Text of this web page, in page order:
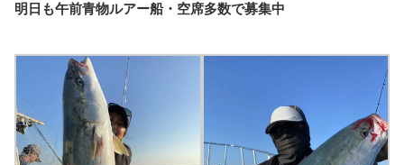
明日も午前青物ルアー船・空席多数で募集中